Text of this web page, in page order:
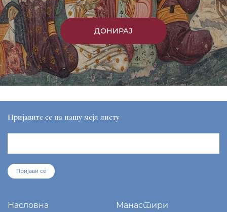
ДОНИРАЈ
Пријавите се на нашу мејл листу
Пријави се
Насловна Манастири